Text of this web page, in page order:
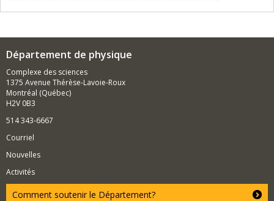
Département de physique
Complexe des sciences
1375 Avenue Thérèse-Lavoie-Roux
Montréal (Québec)
H2V 0B3
514 343-6667
Courriel
Nouvelles
Activités
Comment soutenir le Département?